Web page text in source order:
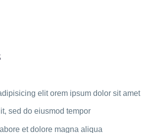
elit orem ipsum dolor sit amet
sed do eiusmod tempor
et dolore magna aliqua